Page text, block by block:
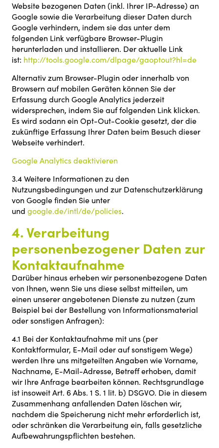
Website bezogenen Daten (inkl. Ihrer IP-Adresse) an
Google sowie die Verarbeitung dieser Daten durch
Google verhindern, indem sie das unter dem
folgenden Link verfügbare Browser-Plugin
herunterladen und installieren. Der aktuelle Link
ist: http://tools.google.com/dlpage/gaoptout?hl=de
Alternativ zum Browser-Plugin oder innerhalb von
Browsern auf mobilen Geräten können Sie der
Erfassung durch Google Analytics jederzeit
widersprechen, indem Sie auf folgenden Link klicken.
Es wird sodann ein Opt-Out-Cookie gesetzt, der die
zukünftige Erfassung Ihrer Daten beim Besuch dieser
Webseite verhindert.
Google Analytics deaktivieren
3.4 Weitere Informationen zu den
Nutzungsbedingungen und zur Datenschutzerklärung
von Google finden Sie unter
und google.de/intl/de/policies.
4. Verarbeitung
personenbezogener Daten zur
Kontaktaufnahme
Darüber hinaus erheben wir personenbezogene Daten
von Ihnen, wenn Sie uns diese selbst mitteilen, um
einen unserer angebotenen Dienste zu nutzen (zum
Beispiel bei der Bestellung von Informationsmaterial
oder sonstigen Anfragen):
4.1 Bei der Kontaktaufnahme mit uns (per
Kontaktformular, E-Mail oder auf sonstigem Wege)
werden Ihre uns mitgeteilten Angaben wie Vorname,
Nachname, E-Mail-Adresse, Betreff erhoben, damit
wir Ihre Anfrage bearbeiten können. Rechtsgrundlage
ist insoweit Art. 6 Abs. 1 S. 1 lit. b) DSGVO. Die in diesem
Zusammenhang anfallenden Daten löschen wir,
nachdem die Speicherung nicht mehr erforderlich ist,
oder schränken die Verarbeitung ein, falls gesetzliche
Aufbewahrungspflichten bestehen.